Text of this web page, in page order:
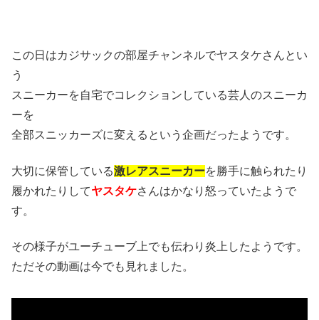
この日はカジサックの部屋チャンネルでヤスタケさんとい
う
スニーカーを自宅でコレクションしている芸人のスニーカ
ーを
全部スニッカーズに変えるという企画だったようです。
大切に保管している激レアスニーカーを勝手に触られたり
履かれたりしてヤスタケさんはかなり怒っていたようで
す。
その様子がユーチューブ上でも伝わり炎上したようです。
ただその動画は今でも見れました。